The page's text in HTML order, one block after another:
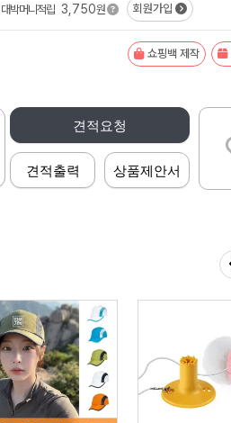
대박머니적립 3,750원 회원가입
쇼핑백 제작
견적요청
견적출력 상품제안서